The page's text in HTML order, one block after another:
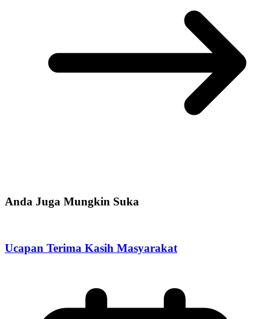
Anda Juga Mungkin Suka
Ucapan Terima Kasih Masyarakat